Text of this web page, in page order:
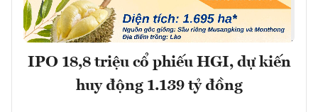
IPO 18,8 triệu cổ phiếu HGI, dự kiến
huy động 1.139 tỷ đồng